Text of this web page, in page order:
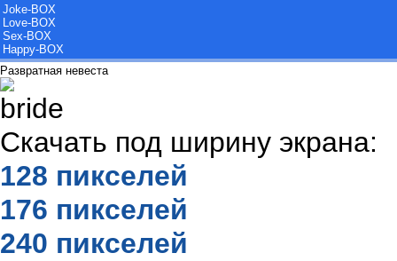
Joke-BOX
Love-BOX
Sex-BOX
Happy-BOX
Развратная невеста
Скачать под ширину экрана:
128 пикселей
176 пикселей
240 пикселей